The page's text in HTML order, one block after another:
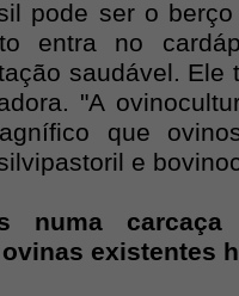
pode ser o
entra no
saudável. Ele
"A
que
e
numa
existentes